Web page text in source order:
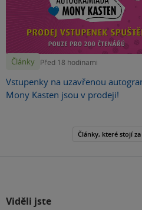
Články Před 18 hodinami
Vstupenky na uzavřenou
Mony Kasten jsou v prodeji!
Články, které stojí
Viděli jste